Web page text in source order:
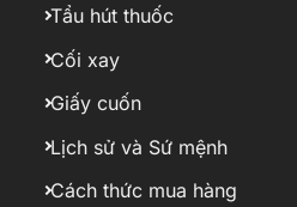
Tẩu hút thuốc
Cối xay
Giấy cuốn
Lịch sử và Sứ mệnh
Cách thức mua hàng